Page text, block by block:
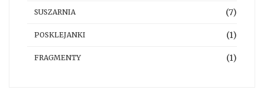
SUSZARNIA (7)
POSKLEJANKI (1)
FRAGMENTY (1)